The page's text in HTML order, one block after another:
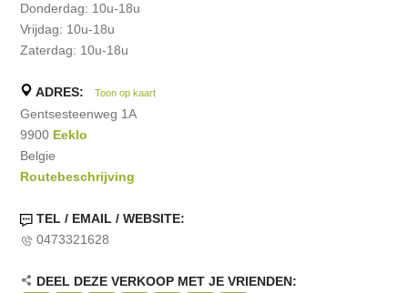
Donderdag: 10u-18u
Vrijdag: 10u-18u
Zaterdag: 10u-18u
ADRES: Toon op kaart
Gentsesteenweg 1A
9900 Eeklo
Belgie
Routebeschrijving
TEL / EMAIL / WEBSITE:
0473321628
DEEL DEZE VERKOOP MET JE VRIENDEN: